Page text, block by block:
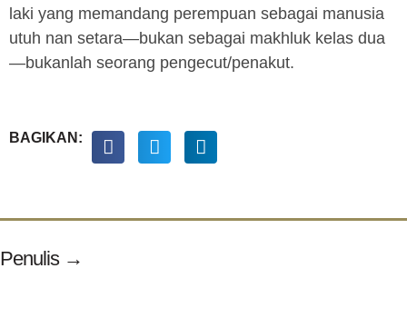
laki yang memandang perempuan sebagai manusia
utuh nan setara—bukan sebagai makhluk kelas dua
—bukanlah seorang pengecut/penakut.
BAGIKAN:
Penulis →